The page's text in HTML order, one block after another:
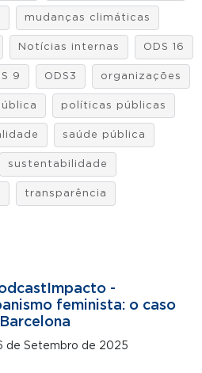
mudanças climáticas
Notícias internas ODS 16
9 ODS3 organizações
políticas públicas
saúde pública
sustentabilidade
transparência
-
feminista: o caso
de Setembro de 2025